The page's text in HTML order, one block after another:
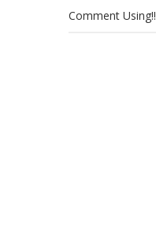
Comment Using!!